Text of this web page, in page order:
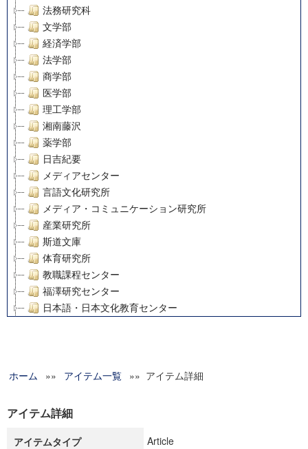
法務研究科
文学部
経済学部
法学部
商学部
医学部
理工学部
湘南藤沢
薬学部
日吉紀要
メディアセンター
言語文化研究所
メディア・コミュニケーション研究所
産業研究所
斯道文庫
体育研究所
教職課程センター
福澤研究センター
日本語・日本文化教育センター
グローバルリサーチインスティテュート
科学研究費補助金研究成果報告書
慶應義塾大学グローバルCOEプログラム市民社会ガバナンス
ホーム »» アイテム一覧 »» アイテム詳細
アイテム詳細
アイテムタイプ Article